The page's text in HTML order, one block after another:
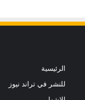
الرئيسية
للنشر في تراند نيوز